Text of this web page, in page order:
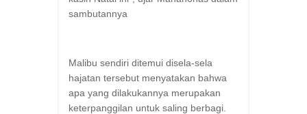
sambutannya
Malibu sendiri ditemui disela-sela
hajatan tersebut menyatakan bahwa
apa yang dilakukannya merupakan
keterpanggilan untuk saling berbagi.